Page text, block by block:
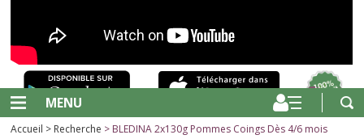
MENU
Accueil > Recherche > BLEDINA 2x130g Pommes Coings Dès 4/6 mois